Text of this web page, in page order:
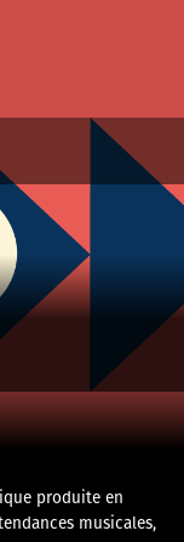
produite en
musicales,